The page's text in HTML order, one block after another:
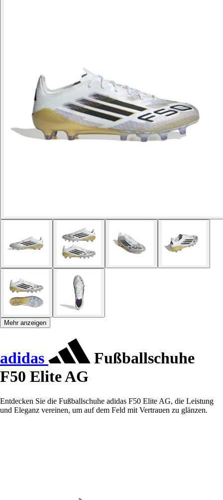
Mehr anzeigen
adidas
Fußballschuhe
F50 Elite AG
Entdecken Sie die Fußballschuhe adidas F50 Elite AG, die Leistung
und Eleganz vereinen, um auf dem Feld mit Vertrauen zu glänzen.